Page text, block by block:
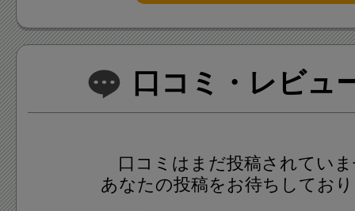
口コミ・レビュ
口コミはまだ投稿されてい
あなたの投稿をお待ちしてお